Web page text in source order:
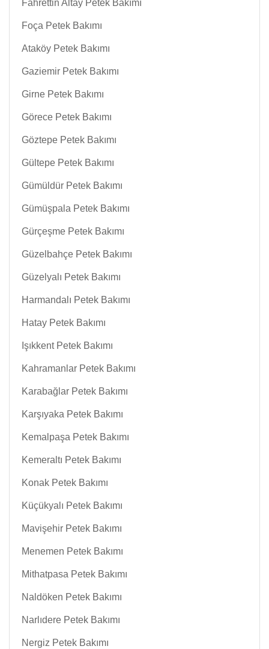
Fahrettin Altay Petek Bakımı
Foça Petek Bakımı
Ataköy Petek Bakımı
Gaziemir Petek Bakımı
Girne Petek Bakımı
Görece Petek Bakımı
Göztepe Petek Bakımı
Gültepe Petek Bakımı
Gümüldür Petek Bakımı
Gümüşpala Petek Bakımı
Gürçeşme Petek Bakımı
Güzelbahçe Petek Bakımı
Güzelyalı Petek Bakımı
Harmandalı Petek Bakımı
Hatay Petek Bakımı
Işıkkent Petek Bakımı
Kahramanlar Petek Bakımı
Karabağlar Petek Bakımı
Karşıyaka Petek Bakımı
Kemalpaşa Petek Bakımı
Kemeraltı Petek Bakımı
Konak Petek Bakımı
Küçükyalı Petek Bakımı
Mavişehir Petek Bakımı
Menemen Petek Bakımı
Mithatpasa Petek Bakımı
Naldöken Petek Bakımı
Narlıdere Petek Bakımı
Nergiz Petek Bakımı